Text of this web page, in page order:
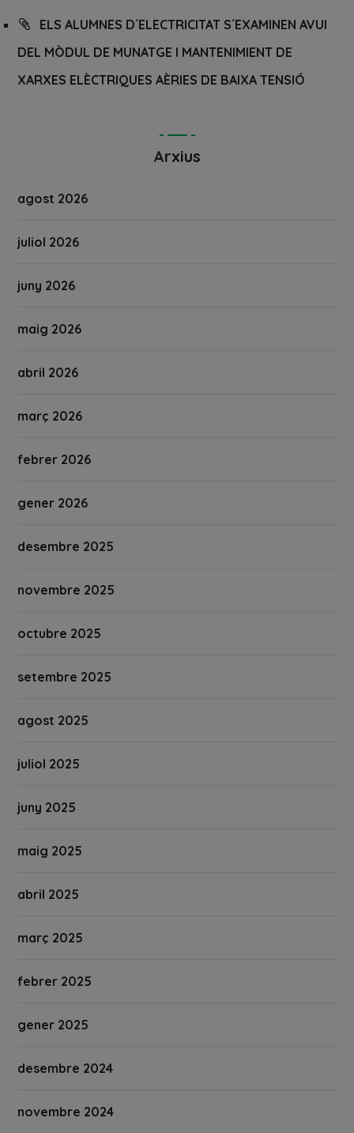
ELS ALUMNES D´ELECTRICITAT S´EXAMINEN AVUI
DEL MÒDUL DE MUNATGE I MANTENIMIENT DE
XARXES ELÈCTRIQUES AÈRIES DE BAIXA TENSIÓ
Arxius
agost 2026
juliol 2026
juny 2026
maig 2026
abril 2026
març 2026
febrer 2026
gener 2026
desembre 2025
novembre 2025
octubre 2025
setembre 2025
agost 2025
juliol 2025
juny 2025
maig 2025
abril 2025
març 2025
febrer 2025
gener 2025
desembre 2024
novembre 2024